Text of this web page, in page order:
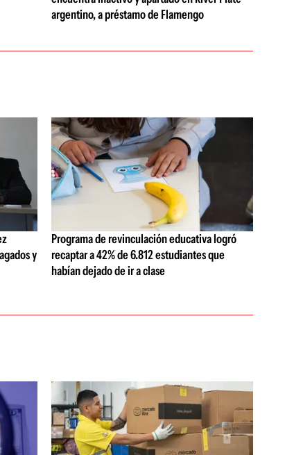
argentino, a préstamo de Flamengo
y
Programa de revinculación educativa logró
recaptar a 42% de 6.812 estudiantes que
habían dejado de ir a clase